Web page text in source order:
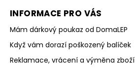
INFORMACE PRO VÁS
Mám dárkový poukaz od DomaLEP
Když vám dorazí poškozený balíček
Reklamace, vrácení a výměna zboží